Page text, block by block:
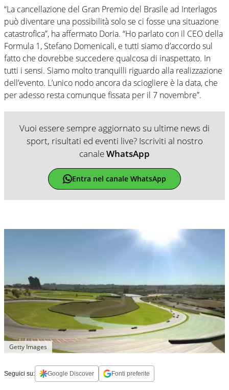
“La cancellazione del Gran Premio del Brasile ad Interlagos
può diventare una possibilità solo se ci fosse una situazione
catastrofica”, ha affermato Doria. “Ho parlato con il CEO della
Formula 1, Stefano Domenicali, e tutti siamo d’accordo sul
fatto che dovrebbe succedere qualcosa di inaspettato. In
tutti i sensi. Siamo molto tranquilli riguardo alla realizzazione
dell’evento. L’unico nodo ancora da sciogliere è la data, che
per adesso resta comunque fissata per il 7 novembre”.
Vuoi essere sempre aggiornato su ultime news di
sport, risultati ed eventi live? Iscriviti al nostro
canaleWhatsApp
Entra nel canale WhatsApp
Getty Images
Seguici su: Google Discover Fonti preferite